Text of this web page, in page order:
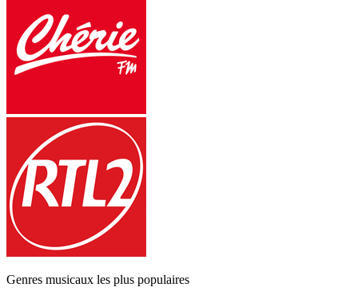
Genres musicaux les plus populaires